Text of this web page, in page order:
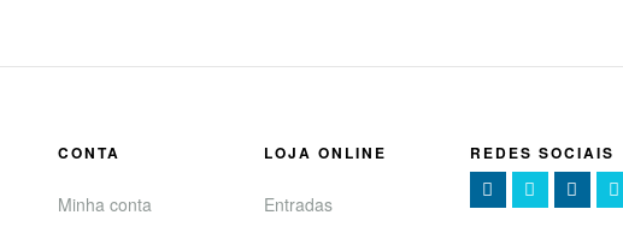
CONTA
Minha conta
LOJA ONLINE
Entradas
REDES SOCIAIS